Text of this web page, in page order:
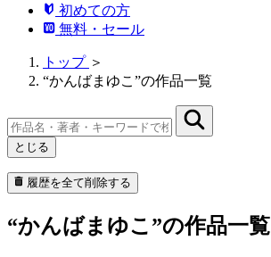
初めての方
無料・セール
トップ ＞
“かんばまゆこ”の作品一覧
とじる
履歴を全て削除する
“かんばまゆこ”の作品一覧